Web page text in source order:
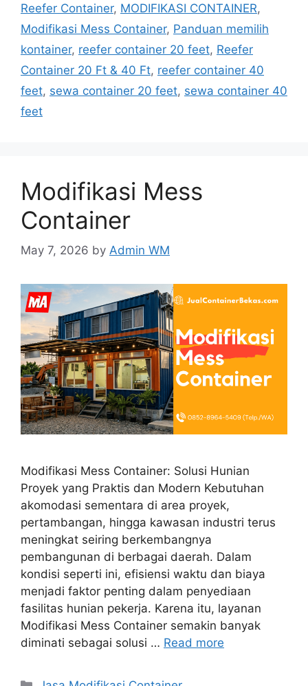
Reefer Container, MODIFIKASI CONTAINER,
Modifikasi Mess Container, Panduan memilih
kontainer, reefer container 20 feet, Reefer
Container 20 Ft & 40 Ft, reefer container 40
feet, sewa container 20 feet, sewa container 40
feet
Modifikasi Mess
Container
May 7, 2026 by Admin WM
Modifikasi Mess Container: Solusi Hunian
Proyek yang Praktis dan Modern Kebutuhan
akomodasi sementara di area proyek,
pertambangan, hingga kawasan industri terus
meningkat seiring berkembangnya
pembangunan di berbagai daerah. Dalam
kondisi seperti ini, efisiensi waktu dan biaya
menjadi faktor penting dalam penyediaan
fasilitas hunian pekerja. Karena itu, layanan
Modifikasi Mess Container semakin banyak
diminati sebagai solusi … Read more
Categories